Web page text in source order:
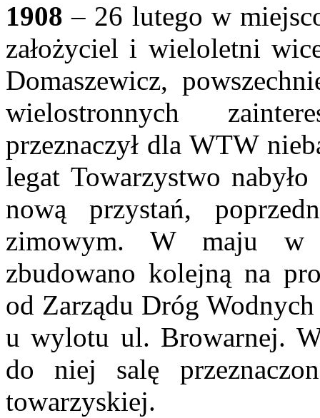
1908– 26 lutego w
założyciel i wieloletni
Domaszewicz,
wielostronnych
przeznaczył dla WTW
legat Towarzystwo
nową przystań,
zimowym. W maju w
zbudowano kolejną na
od Zarządu Dróg
u wylotu ul. Browarnej.
do niej salę
towarzyskiej.